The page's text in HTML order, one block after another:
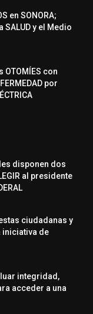
en SONORA;
y el Medio
OTOMÍES con
por
disponen dos
al presidente
ciudadanas y
iniciativa de
integridad,
acceder a una